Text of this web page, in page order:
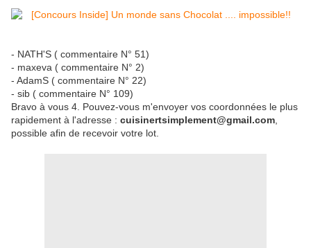
- NATH'S ( commentaire N° 51)
- maxeva ( commentaire N° 2)
- AdamS ( commentaire N° 22)
- sib ( commentaire N° 109)
Bravo à vous 4. Pouvez-vous m'envoyer vos coordonnées le plus
rapidement à l'adresse : cuisinertsimplement@gmail.com
possible afin de recevoir votre lot.